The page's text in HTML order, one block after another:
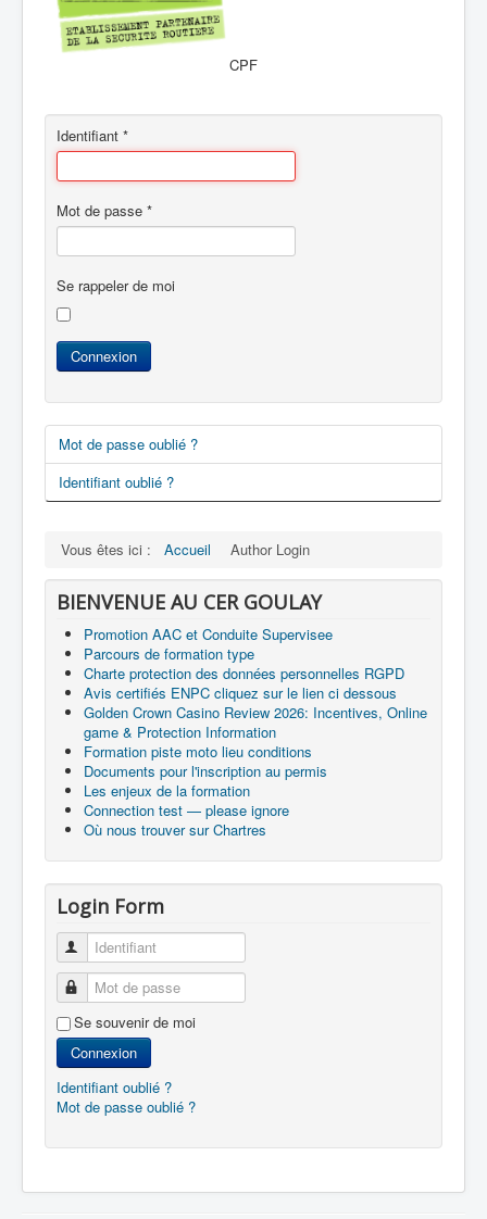
CPF
Identifiant *
Mot de passe *
Se rappeler de moi
Connexion
Mot de passe oublié ?
Identifiant oublié ?
Vous êtes ici : Accueil Author Login
BIENVENUE AU CER GOULAY
Promotion AAC et Conduite Supervisee
Parcours de formation type
Charte protection des données personnelles RGPD
Avis certifiés ENPC cliquez sur le lien ci dessous
Golden Crown Casino Review 2026: Incentives, Online
game & Protection Information
Formation piste moto lieu conditions
Documents pour l'inscription au permis
Les enjeux de la formation
Connection test — please ignore
Où nous trouver sur Chartres
Login Form
Identifiant
Mot de passe
Se souvenir de moi
Connexion
Identifiant oublié ?
Mot de passe oublié ?